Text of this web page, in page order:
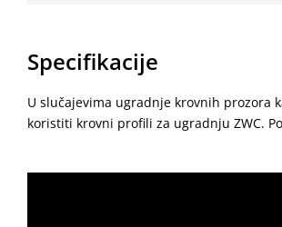
Specifikacije
U slučajevima ugradnje krovnih prozora
koristiti krovni profili za ugradnju ZWC.